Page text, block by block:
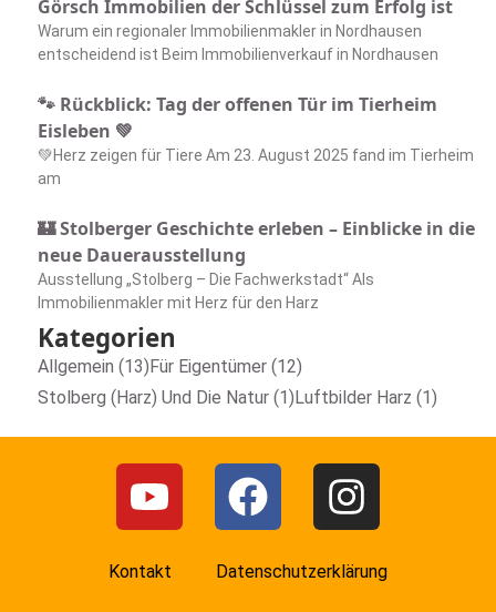
Görsch Immobilien der Schlüssel zum Erfolg ist
Warum ein regionaler Immobilienmakler in Nordhausen
entscheidend ist Beim Immobilienverkauf in Nordhausen
🐾 Rückblick: Tag der offenen Tür im Tierheim
Eisleben 💚
💚Herz zeigen für Tiere Am 23. August 2025 fand im Tierheim
am
🏰 Stolberger Geschichte erleben – Einblicke in die
neue Dauerausstellung
Ausstellung „Stolberg – Die Fachwerkstadt“ Als
Immobilienmakler mit Herz für den Harz
Kategorien
Allgemein (13)Für Eigentümer (12)
Stolberg (Harz) Und Die Natur (1)Luftbilder Harz (1)
Kontakt Datenschutzerklärung